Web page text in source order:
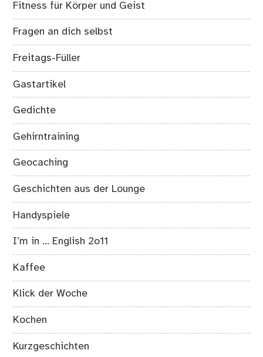
Fitness für Körper und Geist
Fragen an dich selbst
Freitags-Füller
Gastartikel
Gedichte
Gehirntraining
Geocaching
Geschichten aus der Lounge
Handyspiele
I’m in … English 2o11
Kaffee
Klick der Woche
Kochen
Kurzgeschichten